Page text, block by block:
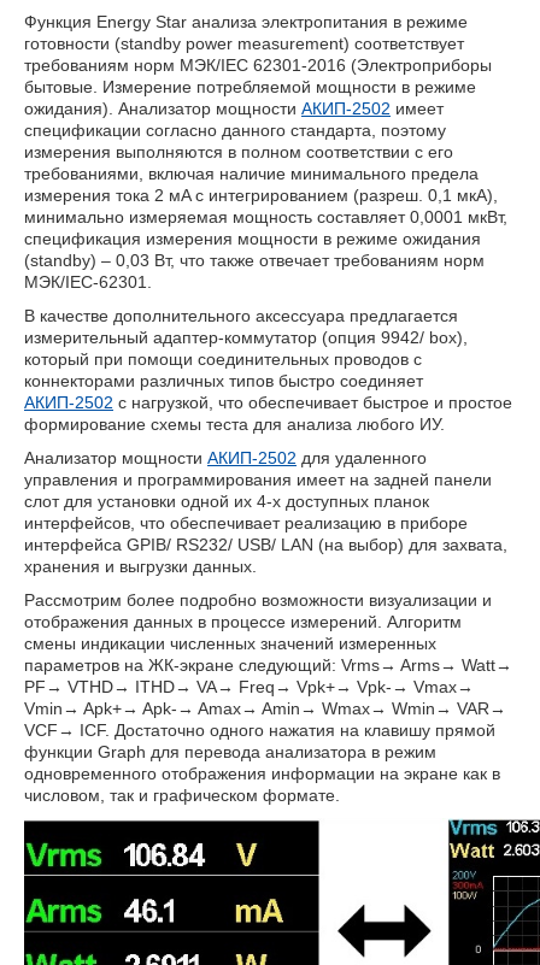
Функция Energy Star анализа электропитания в режиме
готовности (standby power measurement) соответствует
требованиям норм МЭК/IEC 62301-2016 (Электроприборы
бытовые. Измерение потребляемой мощности в режиме
ожидания). Анализатор мощности АКИП-2502 имеет
спецификации согласно данного стандарта, поэтому
измерения выполняются в полном соответствии с его
требованиями, включая наличие минимального предела
измерения тока 2 мA с интегрированием (разреш. 0,1 мкА),
минимально измеряемая мощность составляет 0,0001 мкВт,
спецификация измерения мощности в режиме ожидания
(standby) – 0,03 Вт, что также отвечает требованиям норм
МЭК/IEC-62301.
В качестве дополнительного аксессуара предлагается
измерительный адаптер-коммутатор (опция 9942/ box),
который при помощи соединительных проводов с
коннекторами различных типов быстро соединяет
АКИП-2502 с нагрузкой, что обеспечивает быстрое и простое
формирование схемы теста для анализа любого ИУ.
Анализатор мощности АКИП-2502 для удаленного
управления и программирования имеет на задней панели
слот для установки одной их 4-х доступных планок
интерфейсов, что обеспечивает реализацию в приборе
интерфейса GPIB/ RS232/ USB/ LAN (на выбор) для захвата,
хранения и выгрузки данных.
Рассмотрим более подробно возможности визуализации и
отображения данных в процессе измерений. Алгоритм
смены индикации численных значений измеренных
параметров на ЖК-экране следующий: Vrms→ Arms→ Watt→
PF→ VTHD→ ITHD→ VA→ Freq→ Vpk+→ Vpk-→ Vmax→
Vmin→ Apk+→ Apk-→ Amax→ Amin→ Wmax→ Wmin→ VAR→
VCF→ ICF. Достаточно одного нажатия на клавишу прямой
функции Graph для перевода анализатора в режим
одновременного отображения информации на экране как в
числовом, так и графическом формате.